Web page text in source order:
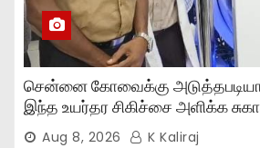
சென்னை கோவைக்கு
இந்த உயர்தர சிகிச்சை அளிக்க
Aug 8, 2026 K Kaliraj